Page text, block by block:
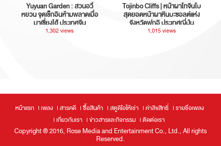
Yuyuan Garden : สวนอวี้
หยวน จุดเช็กอินห้ามพลาดเมื่อ
มาเซี่ยงไฮ้ ประเทศจีน
1,302 views
Tojinbo Cliffs | หน้าผาโทจินโบ
สุดยอดหน้าผาหินบะซอลต์แห่ง
จังหวัดฟุกุอิ ประเทศญี่ปุ่น
1,015 views
หน้าแรก เพลง สารคดี ซื้อสินค้า สตูดิโอให้เช่า ค่าลิขสิทธิ์
รายชื่อเพลง
เกี่ยวกับเรา
ข่าวสารและกิจกรรม ติดต่อเรา
Copyright ® 2016, Rose Media and Entertainment Co., Ltd., All rights
Reserved.